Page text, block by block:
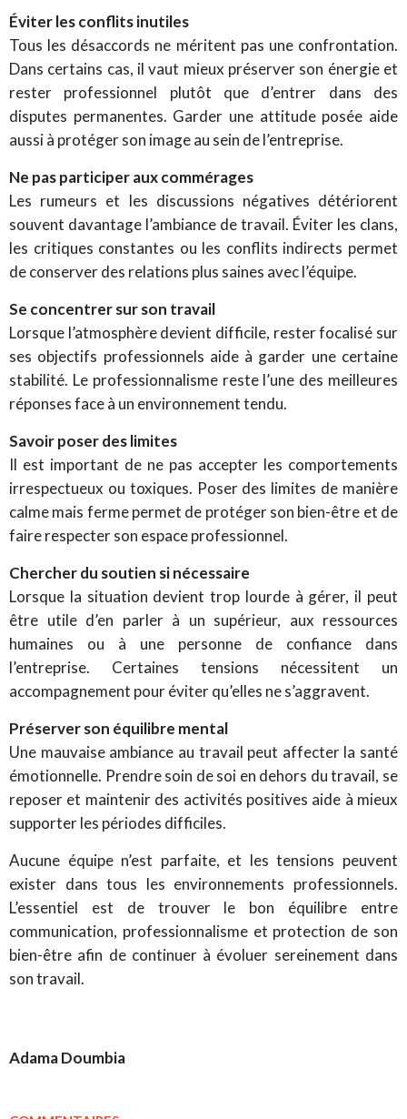
Éviter les conflits inutiles
Tous les désaccords ne méritent pas une confrontation.
Dans certains cas, il vaut mieux préserver son énergie et
rester professionnel plutôt que d’entrer dans des
disputes permanentes. Garder une attitude posée aide
aussi à protéger son image au sein de l’entreprise.
Ne pas participer aux commérages
Les rumeurs et les discussions négatives détériorent
souvent davantage l’ambiance de travail. Éviter les clans,
les critiques constantes ou les conflits indirects permet
de conserver des relations plus saines avec l’équipe.
Se concentrer sur son travail
Lorsque l’atmosphère devient difficile, rester focalisé sur
ses objectifs professionnels aide à garder une certaine
stabilité. Le professionnalisme reste l’une des meilleures
réponses face à un environnement tendu.
Savoir poser des limites
Il est important de ne pas accepter les comportements
irrespectueux ou toxiques. Poser des limites de manière
calme mais ferme permet de protéger son bien-être et de
faire respecter son espace professionnel.
Chercher du soutien si nécessaire
Lorsque la situation devient trop lourde à gérer, il peut
être utile d’en parler à un supérieur, aux ressources
humaines ou à une personne de confiance dans
l’entreprise. Certaines tensions nécessitent un
accompagnement pour éviter qu’elles ne s’aggravent.
Préserver son équilibre mental
Une mauvaise ambiance au travail peut affecter la santé
émotionnelle. Prendre soin de soi en dehors du travail, se
reposer et maintenir des activités positives aide à mieux
supporter les périodes difficiles.
Aucune équipe n’est parfaite, et les tensions peuvent
exister dans tous les environnements professionnels.
L’essentiel est de trouver le bon équilibre entre
communication, professionnalisme et protection de son
bien-être afin de continuer à évoluer sereinement dans
son travail.
Adama Doumbia